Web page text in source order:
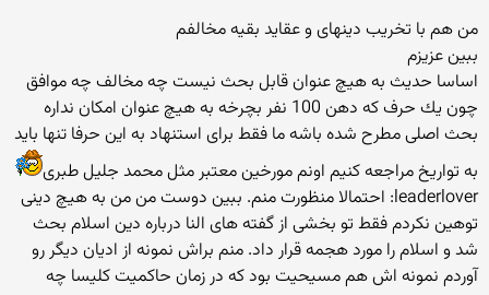
من هم با تخریب دینهای و عقاید بقیه مخالفم
ببین عزیزم
اساسا حدیث به هیچ عنوان قابل بحث نیست چه مخالف چه موافق
چون یك حرف كه دهن 100 نفر بچرخه به هیچ عنوان امكان نداره
بحث اصلی مطرح شده باشه ما فقط برای استنهاد به این حرفا تنها باید
به تواریخ مراجعه كنیم اونم مورخین معتبر مثل محمد جلیل طبری
leaderlover: احتمالا منظورت منم. ببین دوست من من به هیچ دینی
توهین نکردم فقط تو بخشی از گفته های النا درباره دین اسلام بحث
شد و اسلام را مورد هجمه قرار داد. منم براش نمونه از ادیان دیگر رو
آوردم نمونه اش هم مسیحیت بود که در زمان حاکمیت کلیسا چه